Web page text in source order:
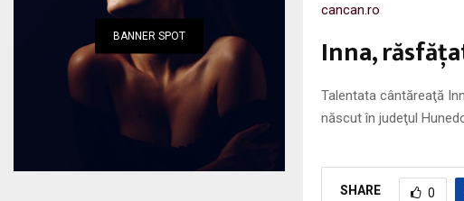
cancan.ro
Inna,
Talentata cântăreaţă
născut în judeţul
SHARE 0
BANNER SPOT